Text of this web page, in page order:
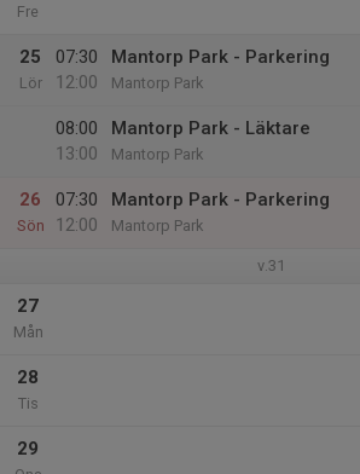
Fre
25
Lör
07:30
12:00
Mantorp Park - Parkering
Mantorp Park
08:00
13:00
Mantorp Park - Läktare
Mantorp Park
26
Sön
07:30
12:00
Mantorp Park - Parkering
Mantorp Park
v.31
27
Mån
28
Tis
29